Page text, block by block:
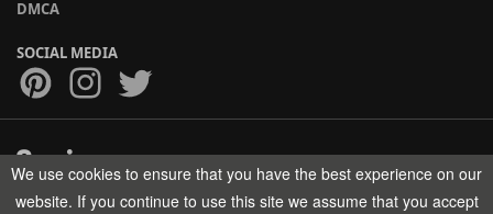
DMCA
SOCIAL MEDIA
Copyright © 2017-2026 HELMAN TECH All rights reserved.
We use cookies to ensure that you have the best experience on our
website. If you continue to use this site we assume that you accept